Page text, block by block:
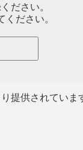
ださい。
ださい。
提供されていま